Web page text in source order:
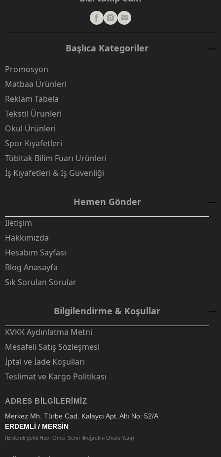
Başlıca Kategoriler
Promosyon
Matbaa Ürünleri
Reklam Tabela
Tekstil Ürünleri
Okul Ürünleri
Spor Kıyafetleri
Tübitak Bilim Fuarı Ürünleri
İş Kıyafetleri & İş Güvenliği
Hemen Gönder
İletişim
Hakkımızda
Hesabım Sayfası
Blog Anasayfa
Sık Sorulan Sorular
Bilgilendirme & Koşullar
KVKK Aydınlatma Metni
Mesafeli Satış Sözleşmesi
İptal ve İade Koşulları
Teslimat ve Kargo Politikası
ADRES BILGILERIMIZ
Merkez Mh. Türbe Cad. Kalaycı Apt. Altı No: 52/A
ERDEMLİ / MERSİN
(Erdemli Şehit Hacı Ömer Serin İlköğretim Okulu Yanı)